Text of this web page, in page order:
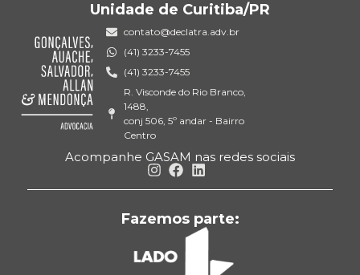
Unidade de Curitiba/PR
contato@declatra.adv.br
(41) 3233-7455
(41) 3233-7455
R. Visconde do Rio Branco,
1488,
conj 506, 5º andar - Bairro
Centro
Acompanhe GASAM nas redes sociais
Fazemos parte: